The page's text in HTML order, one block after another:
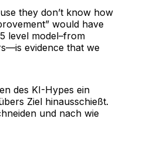
they don’t know how
would have
level model–from
evidence that we
des KI-Hypes ein
Ziel hinausschießt.
und nach wie